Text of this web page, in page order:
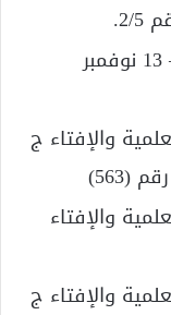
([2]) بتاريخ : ربيع الأول 1375هجرية – 13 نوفمبر
والإفتاء ج
والإفتاء
والإفتاء ج